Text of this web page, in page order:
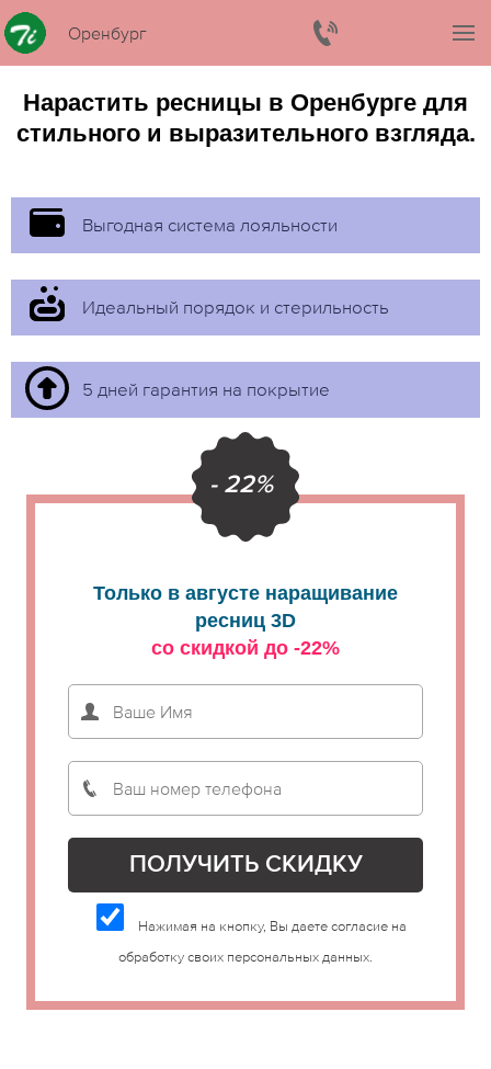
Оренбург
Нарастить ресницы в Оренбурге для
стильного и выразительного взгляда.
Выгодная система лояльности
Идеальный порядок и стерильность
5 дней гарантия на покрытие
- 22%
Только в августе наращивание
ресниц 3D
со скидкой до -22%
Нажимая на кнопку, Вы даете согласие на
обработку своих персональных данных.